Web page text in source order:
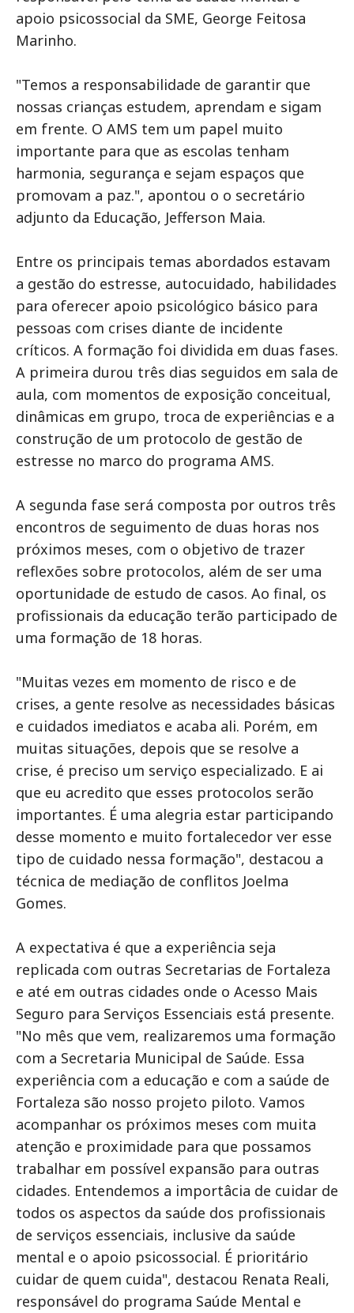
apoio psicossocial da SME, George Feitosa
Marinho.
"Temos a responsabilidade de garantir que
nossas crianças estudem, aprendam e sigam
em frente. O AMS tem um papel muito
importante para que as escolas tenham
harmonia, segurança e sejam espaços que
promovam a paz.", apontou o o secretário
adjunto da Educação, Jefferson Maia.
Entre os principais temas abordados estavam
a gestão do estresse, autocuidado, habilidades
para oferecer apoio psicológico básico para
pessoas com crises diante de incidente
críticos. A formação foi dividida em duas fases.
A primeira durou três dias seguidos em sala de
aula, com momentos de exposição conceitual,
dinâmicas em grupo, troca de experiências e a
construção de um protocolo de gestão de
estresse no marco do programa AMS.
A segunda fase será composta por outros três
encontros de seguimento de duas horas nos
próximos meses, com o objetivo de trazer
reflexões sobre protocolos, além de ser uma
oportunidade de estudo de casos. Ao final, os
profissionais da educação terão participado de
uma formação de 18 horas.
"Muitas vezes em momento de risco e de
crises, a gente resolve as necessidades básicas
e cuidados imediatos e acaba ali. Porém, em
muitas situações, depois que se resolve a
crise, é preciso um serviço especializado. E ai
que eu acredito que esses protocolos serão
importantes. É uma alegria estar participando
desse momento e muito fortalecedor ver esse
tipo de cuidado nessa formação", destacou a
técnica de mediação de conflitos Joelma
Gomes.
A expectativa é que a experiência seja
replicada com outras Secretarias de Fortaleza
e até em outras cidades onde o Acesso Mais
Seguro para Serviços Essenciais está presente.
"No mês que vem, realizaremos uma formação
com a Secretaria Municipal de Saúde. Essa
experiência com a educação e com a saúde de
Fortaleza são nosso projeto piloto. Vamos
acompanhar os próximos meses com muita
atenção e proximidade para que possamos
trabalhar em possível expansão para outras
cidades. Entendemos a importâcia de cuidar de
todos os aspectos da saúde dos profissionais
de serviços essenciais, inclusive da saúde
mental e o apoio psicossocial. É prioritário
cuidar de quem cuida", destacou Renata Reali,
responsável do programa Saúde Mental e